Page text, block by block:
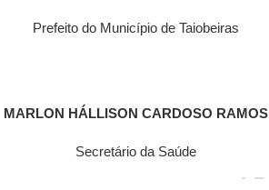
Prefeito do Município de Taiobeiras
MARLON HÁLLISON CARDOSO RAMOS
Secretário da Saúde